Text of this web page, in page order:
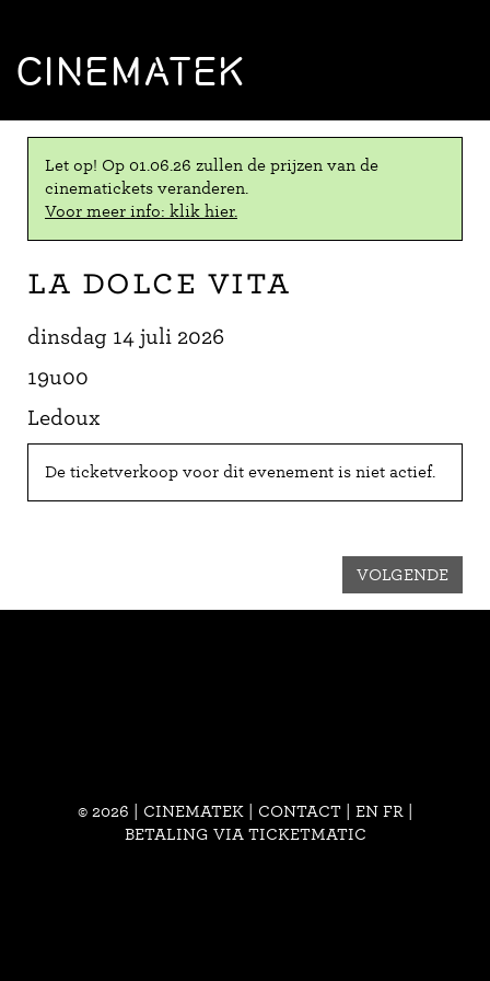
CINEMATEK
Let op! Op 01.06.26 zullen de prijzen van de
cinematickets veranderen.
Voor meer info: klik hier.
La dolce vita
dinsdag 14 juli 2026
19u00
Ledoux
De ticketverkoop voor dit evenement is niet actief.
VOLGENDE
© 2026 | CINEMATEK | CONTACT| EN FR
BETALING VIA TICKETMATIC